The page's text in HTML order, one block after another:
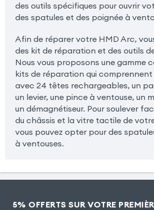
des outils spécifiques pour ouvrir
des spatules et des poignée à
Afin de réparer votre HMD Arc,
des kit de réparation et des outils
Nous vous proposons une gamme
kits de réparation qui comprennent
avec 24 têtes rechargeables, un
un levier, une pince à ventouse, un
un démagnétiseur. Pour soulever
du châssis et la vitre tactile de
vous pouvez opter pour des
à ventouses.
5% OFFERTS SUR VOTRE